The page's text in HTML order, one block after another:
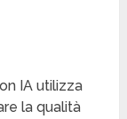
IA utilizza
la qualità